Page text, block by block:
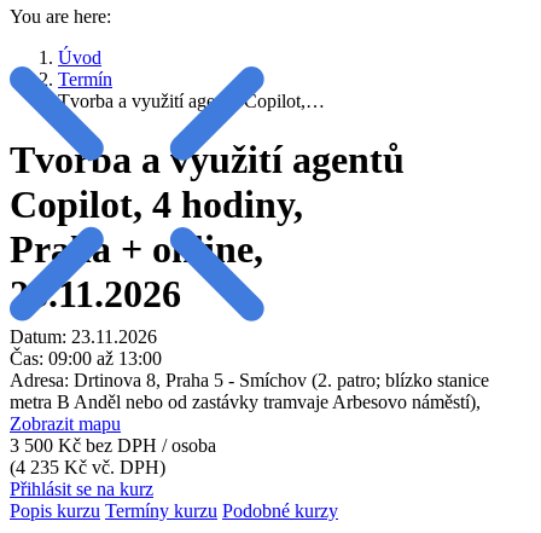
You are here:
Úvod
Termín
Tvorba a využití agentů Copilot,…
Tvorba a využití agentů
Copilot, 4 hodiny,
Praha + online,
23.11.2026
Datum: 23.11.2026
Čas: 09:00 až 13:00
Adresa: Drtinova 8, Praha 5 - Smíchov (2. patro; blízko stanice
metra B Anděl nebo od zastávky tramvaje Arbesovo náměstí),
Zobrazit mapu
3 500 Kč bez DPH / osoba
(4 235 Kč vč. DPH)
Přihlásit se na kurz
Popis kurzu Termíny kurzu Podobné kurzy